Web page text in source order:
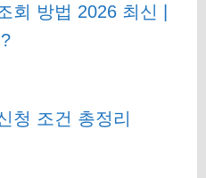
회 방법 2026 최신 |
청 조건 총정리